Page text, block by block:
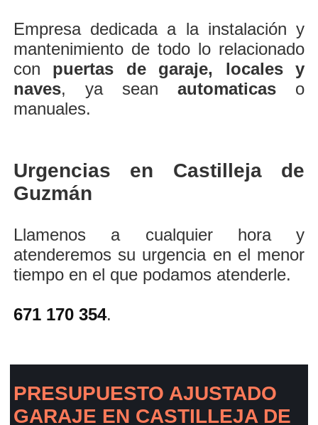
Empresa dedicada a la instalación y
mantenimiento de todo lo relacionado
con puertas de garaje, locales y
naves, ya seanautomaticas o
manuales.
Urgencias en Castilleja de
Guzmán
Llamenos a cualquier hora y
atenderemos su urgencia en el menor
tiempo en el que podamos atenderle.
671 170 354.
PRESUPUESTO AJUSTADO
GARAJE EN CASTILLEJA DE